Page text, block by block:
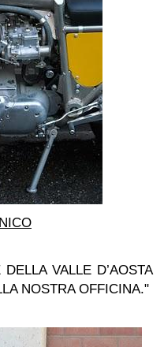
VALLE D’AOSTA
NOSTRA OFFICINA."